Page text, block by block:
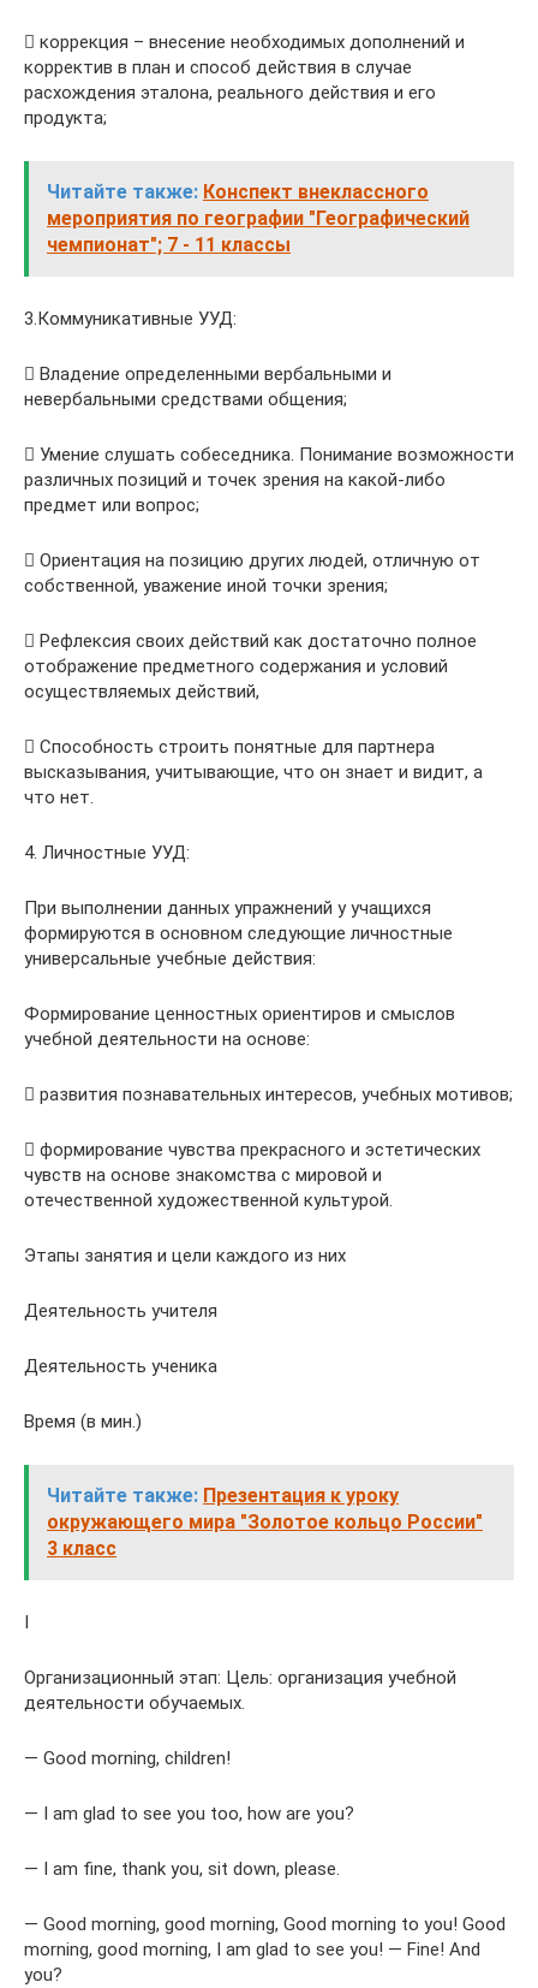
 коррекция – внесение необходимых дополнений и
корректив в план и способ действия в случае
расхождения эталона, реального действия и его
продукта;
Читайте также: Конспект внеклассного
мероприятия по географии "Географический
чемпионат"; 7 - 11 классы
3.Коммуникативные УУД:
 Владение определенными вербальными и
невербальными средствами общения;
 Умение слушать собеседника. Понимание возможности
различных позиций и точек зрения на какой-либо
предмет или вопрос;
 Ориентация на позицию других людей, отличную от
собственной, уважение иной точки зрения;
 Рефлексия своих действий как достаточно полное
отображение предметного содержания и условий
осуществляемых действий,
 Способность строить понятные для партнера
высказывания, учитывающие, что он знает и видит, а
что нет.
4. Личностные УУД:
При выполнении данных упражнений у учащихся
формируются в основном следующие личностные
универсальные учебные действия:
Формирование ценностных ориентиров и смыслов
учебной деятельности на основе:
 развития познавательных интересов, учебных мотивов;
 формирование чувства прекрасного и эстетических
чувств на основе знакомства с мировой и
отечественной художественной культурой.
Этапы занятия и цели каждого из них
Деятельность учителя
Деятельность ученика
Время (в мин.)
Читайте также: Презентация к уроку
окружающего мира "Золотое кольцо России"
3 класс
I
Организационный этап: Цель: организация учебной
деятельности обучаемых.
— Good morning, children!
— I am glad to see you too, how are you?
— I am fine, thank you, sit down, please.
— Good morning, good morning, Good morning to you! Good
morning, good morning, I am glad to see you! — Fine! And
you?